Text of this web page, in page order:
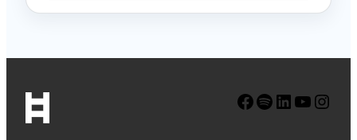
Facebook Spotify LinkedIn YouTube Instagram